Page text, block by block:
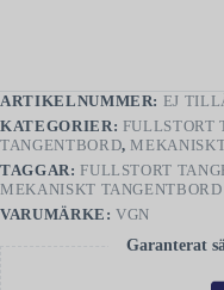
ARTIKELNUMMER: EJ
KATEGORIER: FULLSTORT
TANGENTBORD,
TAGGAR:FULLSTORT
MEKANISKT TANGENTBORD
VARUMÄRKE:VGN
Garanterat